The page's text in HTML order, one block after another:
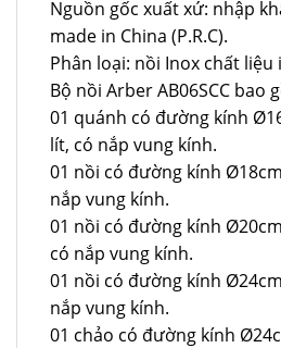
Nguồn gốc xuất xứ: nhập
made in China (P.R.C).
Phân loại: nồi Inox chất liệu
Bộ nồi Arber AB06SCC bao
01 quánh có đường kính
lít, có nắp vung kính.
01 nồi có đường kính
nắp vung kính.
01 nồi có đường kính
có nắp vung kính.
01 nồi có đường kính
nắp vung kính.
01 chảo có đường kính